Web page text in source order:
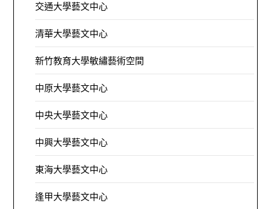
交通大學藝文中心
清華大學藝文中心
新竹教育大學敏繡藝術空間
中原大學藝文中心
中央大學藝文中心
中興大學藝文中心
東海大學藝文中心
逢甲大學藝文中心